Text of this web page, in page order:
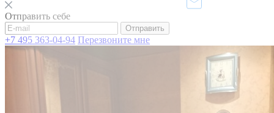
Отправить себе
Отправить
+7 495 363-04-94 Перезвоните мне